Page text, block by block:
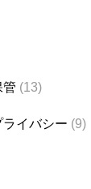
管 (13)
イバシー (9)